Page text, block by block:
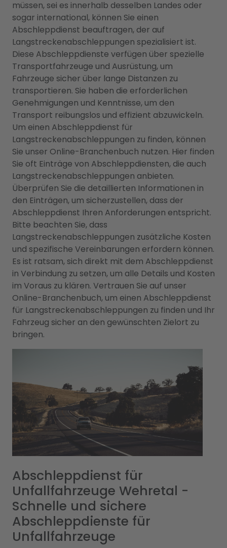
müssen, sei es innerhalb desselben Landes oder
sogar international, können Sie einen
Abschleppdienst beauftragen, der auf
Langstreckenabschleppungen spezialisiert ist.
Diese Abschleppdienste verfügen über spezielle
Transportfahrzeuge und Ausrüstung, um
Fahrzeuge sicher über lange Distanzen zu
transportieren. Sie haben die erforderlichen
Genehmigungen und Kenntnisse, um den
Transport reibungslos und effizient abzuwickeln.
Um einen Abschleppdienst für
Langstreckenabschleppungen zu finden, können
Sie unser Online-Branchenbuch nutzen. Hier finden
Sie oft Einträge von Abschleppdiensten, die auch
Langstreckenabschleppungen anbieten.
Überprüfen Sie die detaillierten Informationen in
den Einträgen, um sicherzustellen, dass der
Abschleppdienst Ihren Anforderungen entspricht.
Bitte beachten Sie, dass
Langstreckenabschleppungen zusätzliche Kosten
und spezifische Vereinbarungen erfordern können.
Es ist ratsam, sich direkt mit dem Abschleppdienst
in Verbindung zu setzen, um alle Details und Kosten
im Voraus zu klären. Vertrauen Sie auf unser
Online-Branchenbuch, um einen Abschleppdienst
für Langstreckenabschleppungen zu finden und Ihr
Fahrzeug sicher an den gewünschten Zielort zu
bringen.
Abschleppdienst für
Unfallfahrzeuge Wehretal -
Schnelle und sichere
Abschleppdienste für
Unfallfahrzeuge